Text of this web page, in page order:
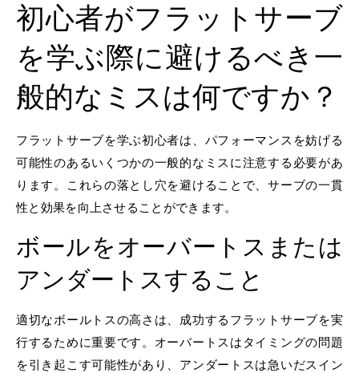
初心者がフラットサーブ
を学ぶ際に避けるべき一
般的なミスは何ですか？
フラットサーブを学ぶ初心者は、パフォーマンスを妨げる
可能性のあるいくつかの一般的なミスに注意する必要があ
ります。これらの落とし穴を避けることで、サーブの一貫
性と効果を向上させることができます。
ボールをオーバートスまたは
アンダートスすること
適切なボールトスの高さは、成功するフラットサーブを実
行するために重要です。オーバートスはタイミングの問題
を引き起こす可能性があり、アンダートスは急いだスイン